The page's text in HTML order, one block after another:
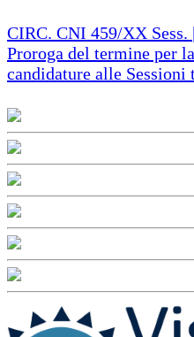
CIRC. CNI 459/XX
Proroga del termine per
candidature alle Sessioni